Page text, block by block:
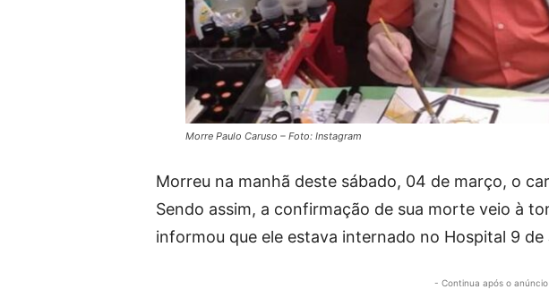
Morre Paulo Caruso – Foto: Instagram
Morreu na manhã deste sábado, 04 de março, o
Sendo assim, a confirmação de sua morte veio à
informou que ele estava internado no Hospital 9 de
- Continua após o